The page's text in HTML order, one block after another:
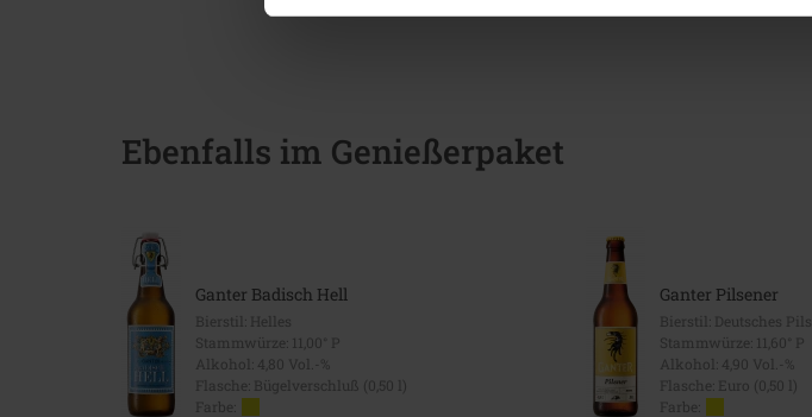
Ebenfalls im Genießerpaket
Ganter Badisch Hell
Bierstil: Helles
Stammwürze: 11,00° P
Alkohol: 4,80 Vol.-%
Flasche: Bügelverschluß (0,50 l)
Farbe:
Ganter Pilsener
Bierstil: Deutsches Pils
Stammwürze: 11,60° P
Alkohol: 4,90 Vol.-%
Flasche: Euro (0,50 l)
Farbe: